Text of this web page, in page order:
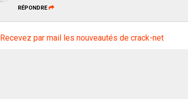
RÉPONDRE
Recevez par mail les nouveautés de crack-net